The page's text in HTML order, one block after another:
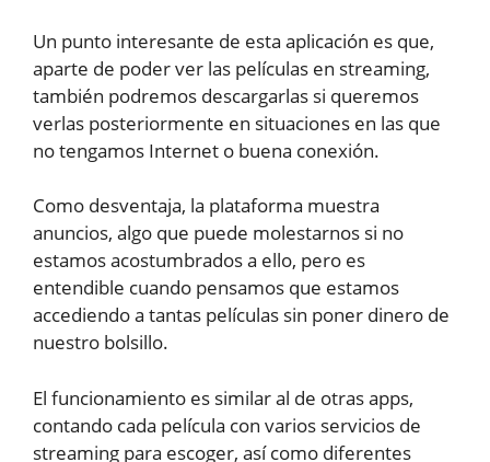
Un punto interesante de esta aplicación es que,
aparte de poder ver las películas en streaming,
también podremos descargarlas si queremos
verlas posteriormente en situaciones en las que
no tengamos Internet o buena conexión.
Como desventaja, la plataforma muestra
anuncios, algo que puede molestarnos si no
estamos acostumbrados a ello, pero es
entendible cuando pensamos que estamos
accediendo a tantas películas sin poner dinero de
nuestro bolsillo.
El funcionamiento es similar al de otras apps,
contando cada película con varios servicios de
streaming para escoger, así como diferentes